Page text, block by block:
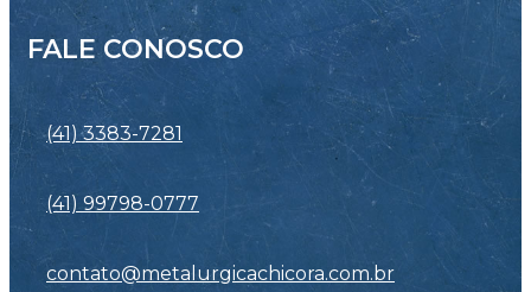
FALE CONOSCO
(41) 3383-7281
(41) 99798-0777
contato@metalurgicachicora.com.br